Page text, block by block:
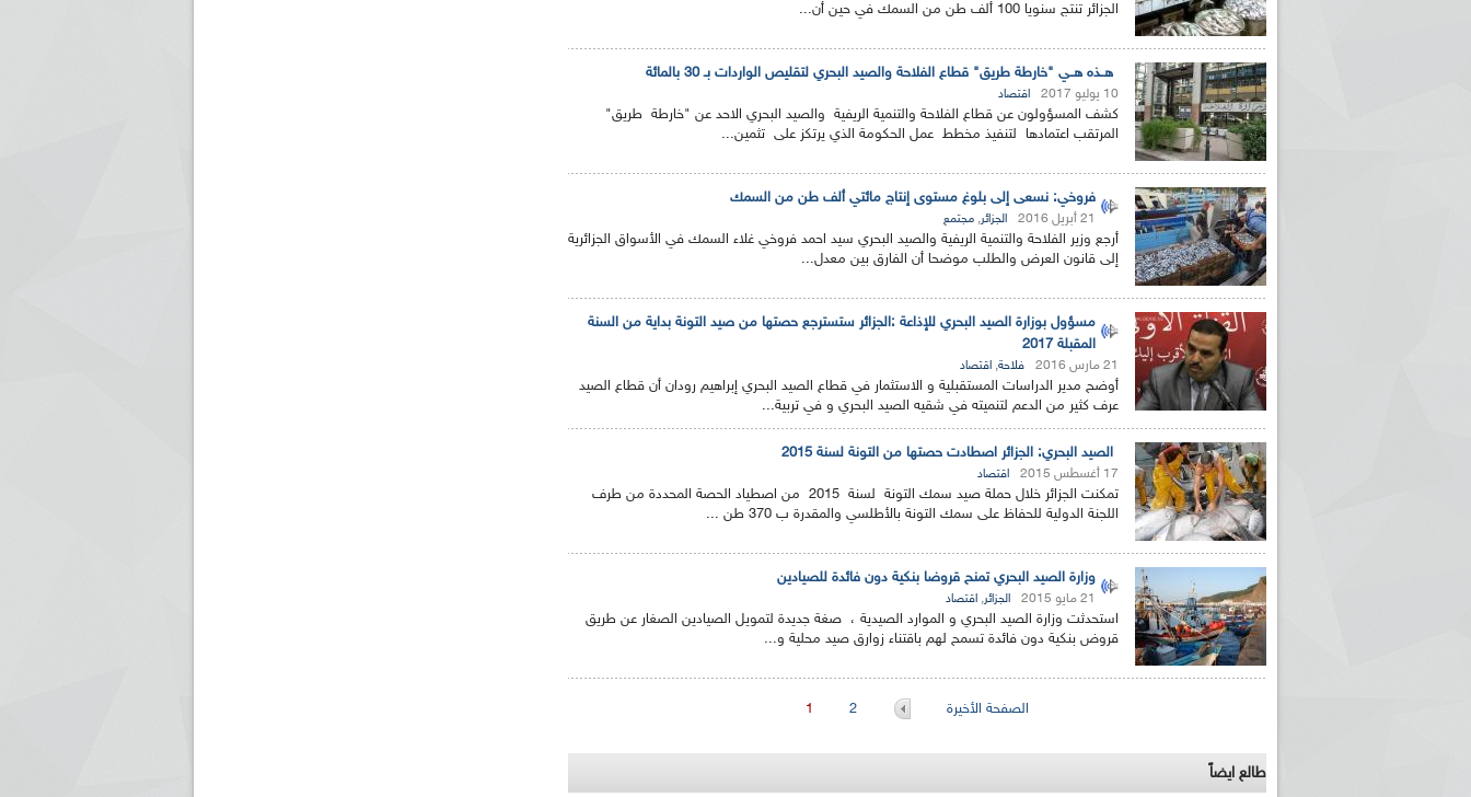
الجزائر تنتج سنويا 100 ألف طن من السمك في حين أن...
هــذه هــي "خارطة طريق" قطاع الفلاحة والصيد البحري لتقليص الواردات بـ 30 بالمائة
10 يوليو 2017 اقتصاد
كشف المسؤولون عن قطاع الفلاحة والتنمية الريفية والصيد البحري الاحد عن "خارطة طريق"
المرتقب اعتمادها لتنفيذ مخطط عمل الحكومة الذي يرتكز على تثمين...
فروخي: نسعى إلى بلوغ مستوى إنتاج مائتي ألف طن من السمك
21 أبريل 2016 الجزائر, مجتمع
أرجع وزير الفلاحة والتنمية الريفية والصيد البحري سيد احمد فروخي غلاء السمك في الأسواق الجزائرية
إلى قانون العرض والطلب موضحا أن الفارق بين معدل...
مسؤول بوزارة الصيد البحري للإذاعة :الجزائر ستسترجع حصتها من صيد التونة بداية من السنة
المقبلة 2017
21 مارس 2016 فلاحة, اقتصاد
أوضح مدير الدراسات المستقبلية و الاستثمار في قطاع الصيد البحري إبراهيم رودان أن قطاع الصيد
عرف كثير من الدعم لتنميته في شقيه الصيد البحري و في تربية...
الصيد البحري: الجزائر اصطادت حصتها من التونة لسنة 2015
17 أغسطس 2015 اقتصاد
تمكنت الجزائر خلال حملة صيد سمك التونة لسنة 2015 من اصطياد الحصة المحددة من طرف
اللجنة الدولية للحفاظ على سمك التونة بالأطلسي والمقدرة ب 370 طن ...
وزارة الصيد البحري تمنح قروضا بنكية دون فائدة للصيادين
21 مايو 2015 الجزائر, اقتصاد
استحدثت وزارة الصيد البحري و الموارد الصيدية ، صغة جديدة لتمويل الصيادين الصغار عن طريق
قروض بنكية دون فائدة تسمح لهم باقتناء زوارق صيد محلية و...
1 2 الصفحة الأخيرة
طالع ايضاً